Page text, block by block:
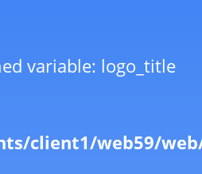
variable: logo_title
client1/web59/